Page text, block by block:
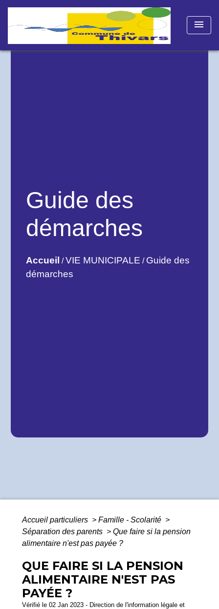
menu
Guide des
démarches
Accueil /VIE MUNICIPALE / Guide des
démarches
Accueil particuliers > Famille - Scolarité >
Séparation des parents > Que faire si la pension
alimentaire n'est pas payée ?
QUE FAIRE SI LA PENSION
ALIMENTAIRE N'EST PAS
PAYÉE ?
Vérifié le 02 Jan 2023 - Direction de l'information légale et